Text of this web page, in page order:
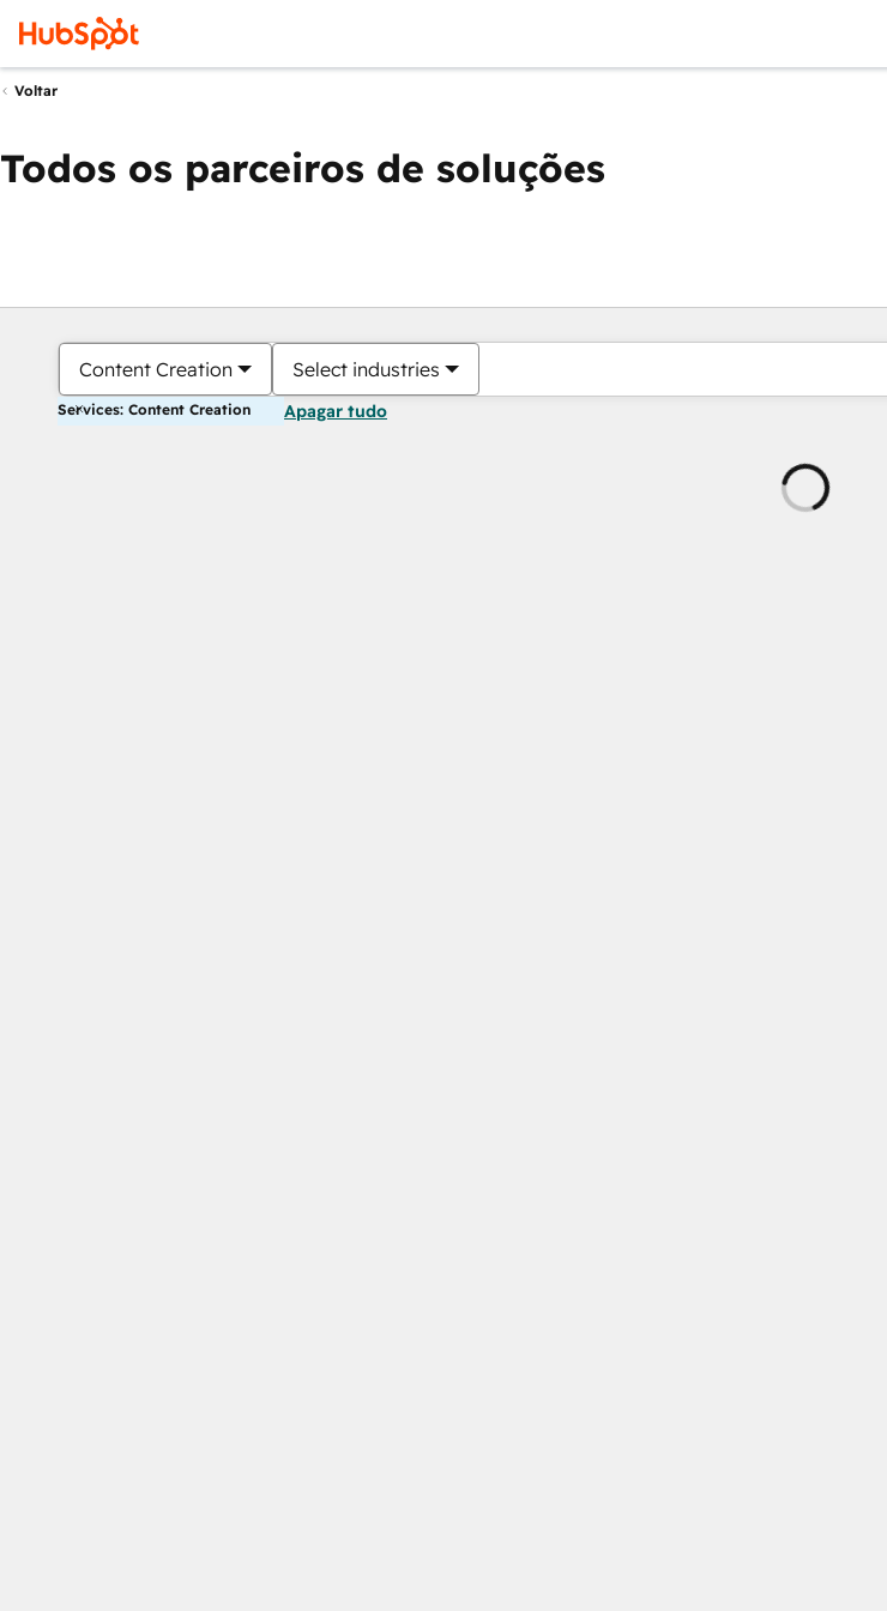
Voltar
Todos os parceiros de soluções
Content Creation Select industries
Services: Content Creation Apagar tudo
Carregando